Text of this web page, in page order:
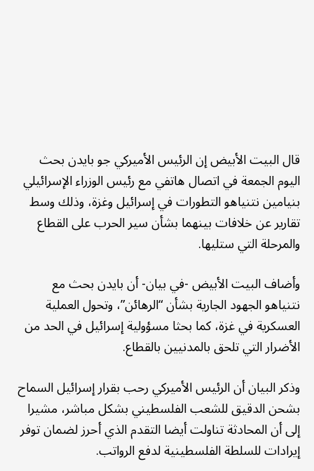
قال البيت الأبيض إن الرئيس الأميركي جو بايدن بحث
اليوم الجمعة في اتصال هاتفي مع رئيس الوزراء الإسرائيلي
بنيامين نتنياهو التطورات في إسرائيل وغزة، وذلك وسط
تقارير عن خلافات بينهما بشأن سير الحرب على القطاع
والمرحلة التي ستليها.
وأضاف البيت الأبيض -في بيان- أن بايدن بحث مع
نتنياهو الجهود الجارية بشأن “الرهائن”، وتحول العملية
العسكرية في غزة، كما بحثا مسؤولية إسرائيل في الحد من
الأضرار التي تلحق بالمدنيين بالقطاع.
وذكر البيان أن الرئيس الأميركي رحب بقرار إسرائيل السماح
بشحن الدقيق للشعب الفلسطيني بشكل مباشر، مشيرا
إلى أن المحادثة تناولت أيضا التقدم الذي أحرز لضمان توفر
إيرادات للسلطة الفلسطينية لدفع الرواتب.